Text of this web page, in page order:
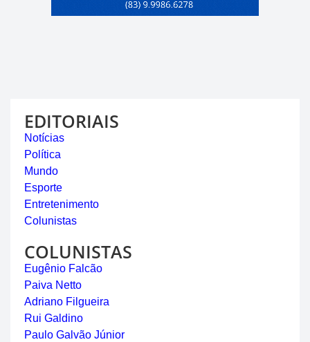
EDITORIAIS
Notícias
Política
Mundo
Esporte
Entretenimento
Colunistas
COLUNISTAS
Eugênio Falcão
Paiva Netto
Adriano Filgueira
Rui Galdino
Paulo Galvão Júnior